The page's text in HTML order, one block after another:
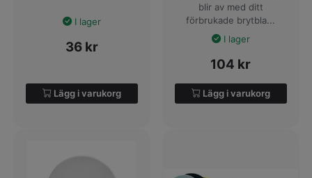
I lager
36 kr
Lägg i varukorg
blir av med ditt
förbrukade brytbla...
I lager
104 kr
Lägg i varukorg